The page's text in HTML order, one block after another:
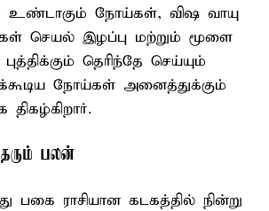
உண்டாகும் நோய்கள், விஷ வாயு
செயல் இழப்பு மற்றும் மூளை
புத்திக்கும் தெரிந்தே செய்யும்
நோய்கள் அனைத்துக்கும்
பலன்
பகை ராசியான கடகத்தில் நின்று